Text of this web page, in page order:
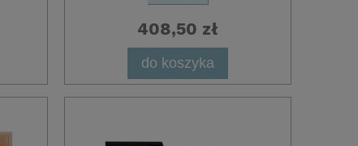
408,50 zł
do koszyka